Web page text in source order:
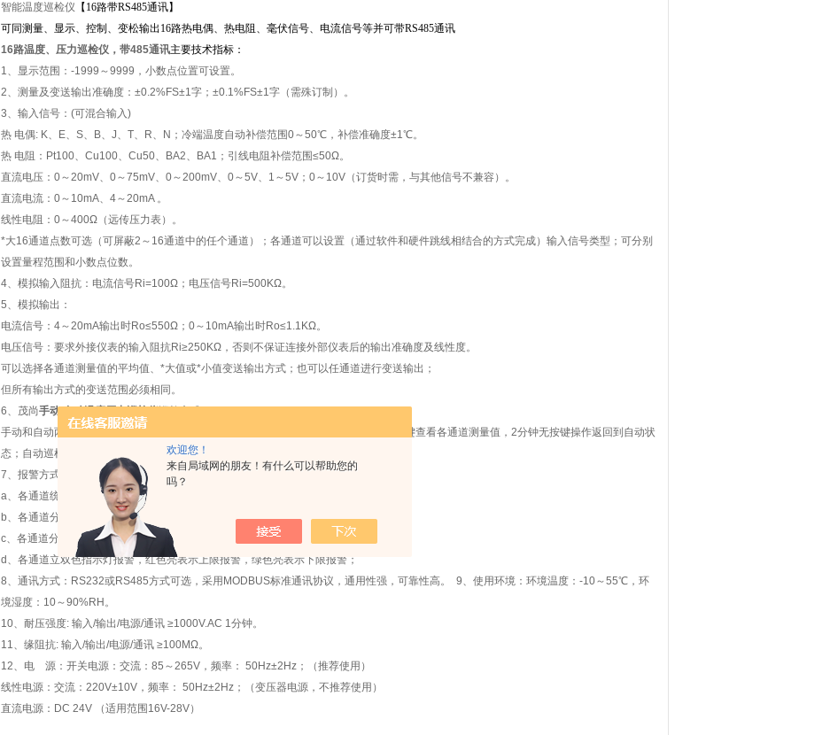
欢迎您！
来自局域网的朋友！有什么可以帮助您的
吗？
智能温度巡检仪 【16路带RS485通讯】
可同测量、显示、控制、变松输出16路热电偶、热电阻、毫伏信号、电流信号等并可带RS485通讯
16路温度、压力巡检仪，带485通讯主要技术指标：
1、显示范围：-1999～9999，小数点位置可设置。
2、测量及变送输出准确度：±0.2%FS±1字；±0.1%FS±1字（需殊订制）。
3、输入信号：(可混合输入)
热 电偶: K、E、S、B、J、T、R、N；冷端温度自动补偿范围0～50℃，补偿准确度±1℃。
热 电阻：Pt100、Cu100、Cu50、BA2、BA1；引线电阻补偿范围≤50Ω。
直流电压：0～20mV、0～75mV、0～200mV、0～5V、1～5V；0～10V（订货时需，与其他信号不兼容）。
直流电流：0～10mA、4～20mA 。
线性电阻：0～400Ω（远传压力表）。
*大16通道点数可选（可屏蔽2～16通道中的任个通道）；各通道可以设置（通过软件和硬件跳线相结合的方式完成）输入信号类型；可分别
设置量程范围和小数点位数。
4、模拟输入阻抗：电流信号Ri=100Ω；电压信号Ri=500KΩ。
5、模拟输出：
电流信号：4～20mA输出时Ro≤550Ω；0～10mA输出时Ro≤1.1KΩ。
电压信号：要求外接仪表的输入阻抗Ri≥250KΩ，否则不保证连接外部仪表后的输出准确度及线性度。
可以选择各通道测量值的平均值、*大值或*小值变送输出方式；也可以任通道进行变送输出；
但所有输出方式的变送范围必须相同。
6、茂尚手动/自动温度压力巡检仪
手动和自动两种巡检方式，也可定点显示，可通过按键切换选择。手动巡检时可通过按键查看各通道测量值，2分钟无按键操作返回到自动状
态；自动巡检时根据设定的时间间隔显示各通道测量值，间隔时间可设置。
7、报警方式：多种报警方式可以供用户选择。
a、各通道统设置报警值、共用继电器输出；
b、各通道分别设置报警值、共用继电器输出；
c、各通道分别设置报警值、立继电器输出（本方式需另配报警控制盒）；
d、各通道立双色指示灯报警，红色亮表示上限报警，绿色亮表示下限报警；
8、通讯方式：RS232或RS485方式可选，采用MODBUS标准通讯协议，通用性强，可靠性高。 9、使用环境：环境温度：-10～55℃，环
境湿度：10～90%RH。
10、耐压强度: 输入/输出/电源/通讯 ≥1000V.AC 1分钟。
11、缘阻抗: 输入/输出/电源/通讯 ≥100MΩ。
12、电 源：开关电源：交流：85～265V，频率： 50Hz±2Hz；（推荐使用）
线性电源：交流：220V±10V，频率： 50Hz±2Hz；（变压器电源，不推荐使用）
直流电源：DC 24V （适用范围16V-28V）